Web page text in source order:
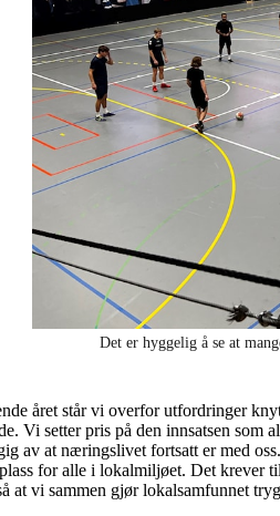
Det er hyggelig å se at
året står vi overfor utfordringer
Vi setter pris på den innsatsen
av at næringslivet fortsatt er med
for alle i lokalmiljøet. Det krever
at vi sammen gjør lokalsamfunnet